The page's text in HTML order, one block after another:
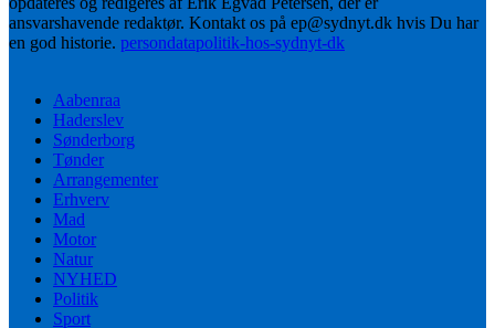
ansvarshavende redaktør. Kontakt os på ep@sydnyt.dk hvis Du har
en god historie. persondatapolitik-hos-sydnyt-dk
Aabenraa
Haderslev
Sønderborg
Tønder
Arrangementer
Erhverv
Mad
Motor
Natur
NYHED
Politik
Sport